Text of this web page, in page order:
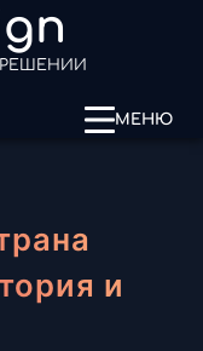
МЕНЮ
и